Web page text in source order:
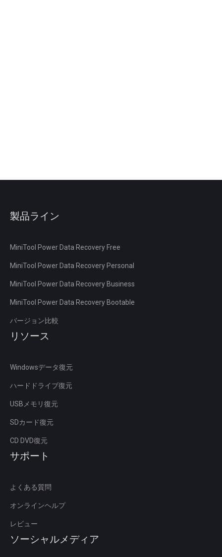
製品ライン
MiniTool Power Data Recovery Free
MiniTool Power Data Recovery Personal
MiniTool Power Data Recovery Business
MiniTool Power Data Recovery Bootable
バージョン比較
リソース
Windowsデータ復元
ハードドライブ復元
USBメモリ復元
SDカード復元
CD DVD復元
サポート
よくある質問
オンラインヘルプ
レビュー
ソーシャルメディア